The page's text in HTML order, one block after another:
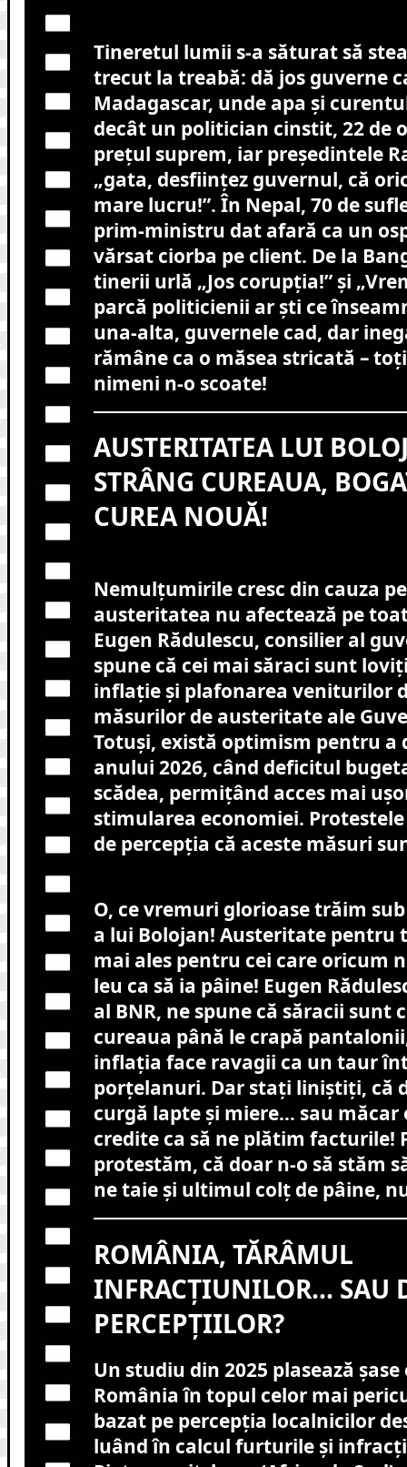
Tineretul lumii s-a săturat să
trecut la treabă: dă jos guverne
Madagascar, unde apa și
decât un politician cinstit, 22 de
prețul suprem, iar președintele
„gata, desființez guvernul, că
mare lucru!”. În Nepal, 70 de
prim-ministru dat afară ca un
vărsat ciorba pe client. De la
tinerii urlă „Jos corupția!” și
parcă politicienii ar ști ce
una-alta, guvernele cad, dar
rămâne ca o măsea stricată –
nimeni n-o scoate!
AUSTERITATEA LUI
STRÂNG CUREAUA,
CUREA NOUĂ!
Nemulțumirile cresc din cauza
austeritatea nu afectează pe
Eugen Rădulescu, consilier al
spune că cei mai săraci sunt
inflație și plafonarea veniturilor
măsurilor de austeritate ale
Totuși, există optimism pentru a
anului 2026, când deficitul
scădea, permițând acces mai
stimularea economiei.
de percepția că aceste măsuri
O, ce vremuri glorioase trăim
a lui Bolojan! Austeritate pentru
mai ales pentru cei care oricum
leu ca să ia pâine! Eugen
al BNR, ne spune că săracii sunt
cureaua până le crapă
inflația face ravagii ca un taur
porțelanuri. Dar stați liniștiți, că
curgă lapte și miere… sau măcar
credite ca să ne plătim facturile!
protestăm, că doar n-o să stăm
ne taie și ultimul colț de pâine,
ROMÂNIA, TĂRÂMUL
INFRACȚIUNILOR… SAU
PERCEPȚIILOR?
Un studiu din 2025 plasează șase
România în topul celor mai
bazat pe percepția localnicilor
luând în calcul furturile și